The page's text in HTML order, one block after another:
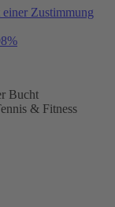
Zustimmung
Bucht
& Fitness